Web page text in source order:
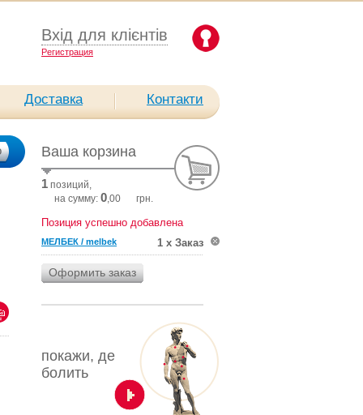
Вхід для клієнтів
Pегистрация
Доставка Контакти
Ваша корзина
1 позиций,
на сумму: 0,00 грн.
Позиция успешно добавлена
МЕЛБЕК / melbek 1 х Заказ
покажи, де
болить